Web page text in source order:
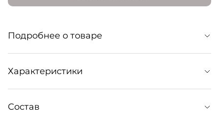
Подробнее о товаре
Асимметричное кольцо на два пальца,
завораживающее плавностью линий. Изготовлено из
Характеристики
Уход:
Состав